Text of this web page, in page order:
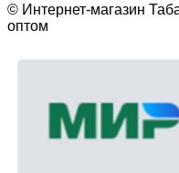
© Интернет-магазин
оптом